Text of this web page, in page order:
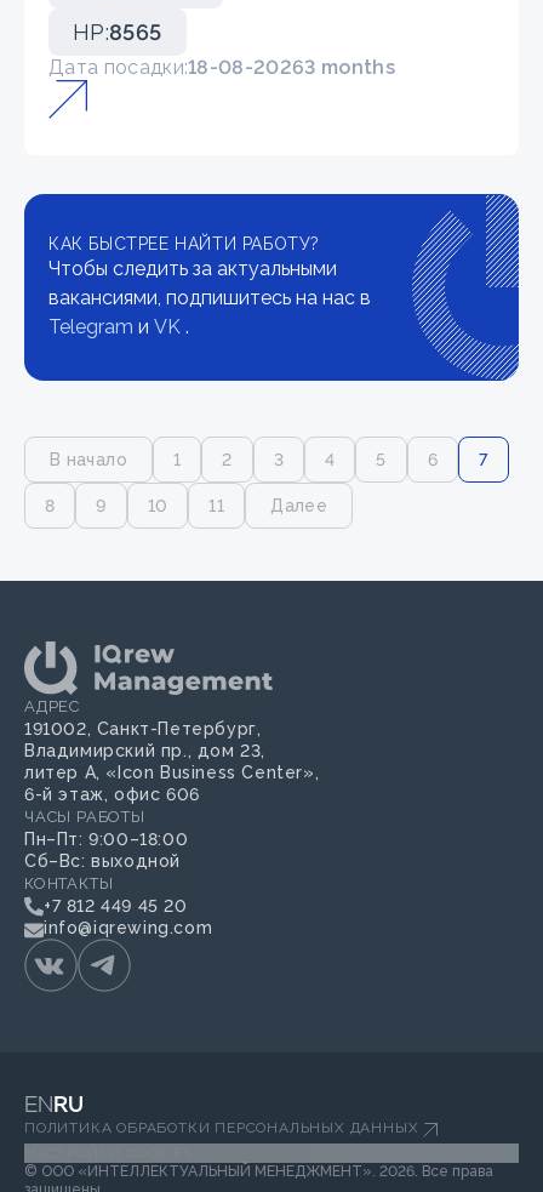
HP:8565
Дата посадки:18-08-20263 months
КАК БЫСТРЕЕ НАЙТИ РАБОТУ?
Чтобы следить за актуальными
вакансиями, подпишитесь на нас в
Telegram и VK .
В начало 1 2 3 4 5 6 7
8 9 10 11 Далее
АДРЕС
191002, Санкт-Петербург,
Владимирский пр., дом 23,
литер А, «Icon Business Center»,
6-й этаж, офис 606
ЧАСЫ РАБОТЫ
Пн–Пт: 9:00–18:00
Сб–Вс: выходной
КОНТАКТЫ
+7 812 449 45 20
info@iqrewing.com
ENRU
ПОЛИТИКА ОБРАБОТКИ ПЕРСОНАЛЬНЫХ ДАННЫХ
© ООО «ИНТЕЛЛЕКТУАЛЬНЫЙ МЕНЕДЖМЕНТ». 2026. Все права